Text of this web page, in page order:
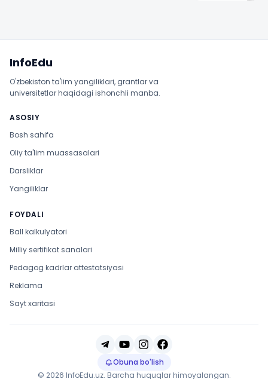
InfoEdu
O'zbekiston ta'lim yangiliklari, grantlar va
universitetlar haqidagi ishonchli manba.
ASOSIY
Bosh sahifa
Oliy ta'lim muassasalari
Darsliklar
Yangiliklar
FOYDALI
Ball kalkulyatori
Milliy sertifikat sanalari
Pedagog kadrlar attestatsiyasi
Reklama
Sayt xaritasi
Obuna bo'lish
© 2026 InfoEdu.uz. Barcha huquqlar himoyalangan.